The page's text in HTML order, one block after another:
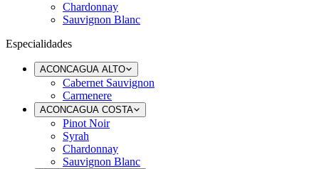
Chardonnay
Sauvignon Blanc
Especialidades
ACONCAGUA ALTO
Cabernet Sauvignon
Carmenere
ACONCAGUA COSTA
Pinot Noir
Syrah
Chardonnay
Sauvignon Blanc